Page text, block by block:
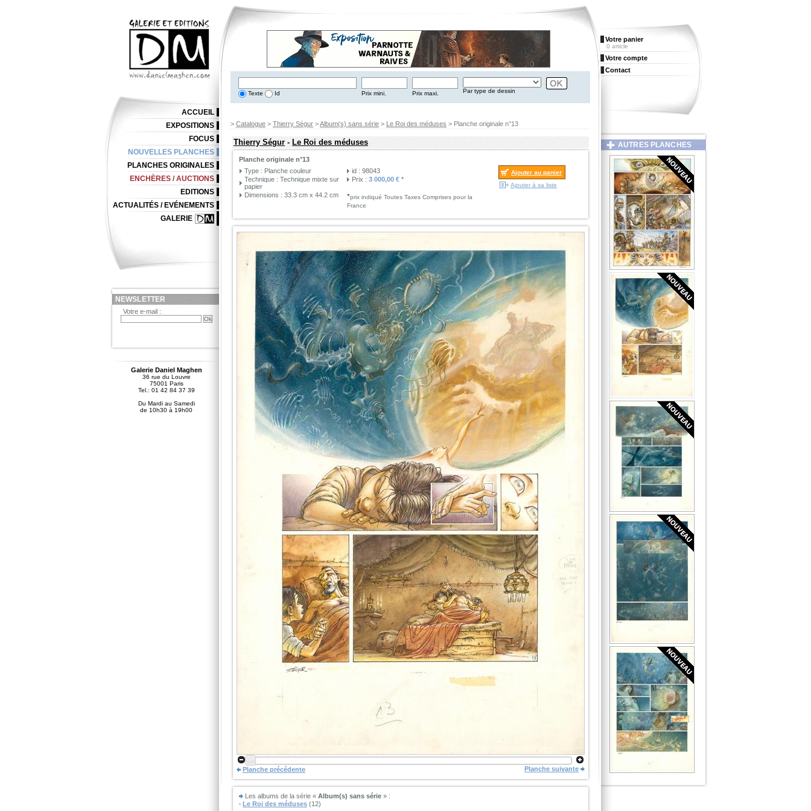
Texte Id Prix mini. Prix maxi. Par type de dessin
> Catalogue > Thierry Ségur >Album(s) sans série > Le Roi des méduses > Planche originale n°13
Thierry Ségur-Le Roi des méduses
Planche originale n°13
Type : Planche couleur
Technique : Technique mixte sur
papier
Dimensions : 33.3 cm x 44.2 cm
id : 98043
Prix :3 000,00 € *
*prix indiqué Toutes Taxes Comprises pour la
France
Ajouter au panier
Ajouter à sa liste
Planche précédente Planche suivante
Les albums de la série « Album(s) sans série » :
Le Roi des méduses (12)
ACCUEIL
EXPOSITIONS
FOCUS
NOUVELLES PLANCHES
PLANCHES ORIGINALES
ENCHÈRES / AUCTIONS
EDITIONS
ACTUALITÉS / EVÉNEMENTS
GALERIE
NEWSLETTER
Votre e-mail :
Galerie Daniel Maghen
36 rue du Louvre
75001 Paris
Tel.: 01 42 84 37 39
Du Mardi au Samedi
de 10h30 à 19h00
Votre panier
0 article
Votre compte
Contact
AUTRES PLANCHES